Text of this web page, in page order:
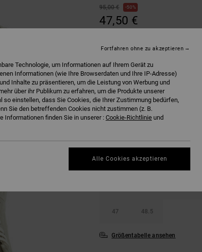
95,00 €
50%
47,50 €
FarbeTan
39 40
47 48.5
Größentabelle ansehen
Technologie, um Informationen auf Ihrem Gerät zu
Informationen (wie Ihre Browserdaten und Ihre IP-Adresse)
Inhalte zu präsentieren, um die Leistung von Werbung und
über ihr Publikum zu erfahren, um die Produkte unserer
einstellen, dass Sie Cookies, die Ihrer Zustimmung bedürfen,
Sie den betreffenden Cookies nicht zustimmen (z. B.
Informationen finden Sie in unserer : Cookie-Richtlinie und
Fortfahren ohne zu akzeptieren
Alle Cookies akzeptieren